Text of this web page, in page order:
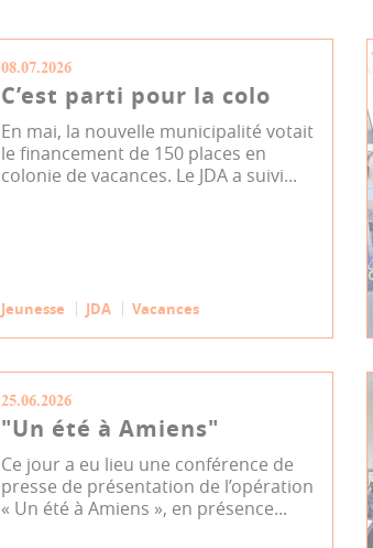
08.07.2026
C’est parti pour la colo
En mai, la nouvelle municipalité votait
le financement de 150 places en
colonie de vacances. Le JDA a suivi...
Jeunesse JDA Vacances
25.06.2026
"Un été à Amiens"
Ce jour a eu lieu une conférence de
presse de présentation de l’opération
« Un été à Amiens », en présence...